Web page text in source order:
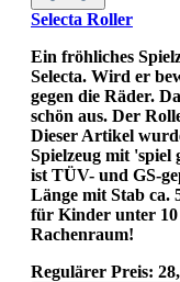
Selecta Roller
Ein fröhliches
Selecta. Wird er
gegen die Räder.
schön aus. Der
Dieser Artikel
Spielzeug mit 'spiel
ist TÜV- und GS-
Länge mit Stab
für Kinder unter 10
Rachenraum!
Regulärer Preis: